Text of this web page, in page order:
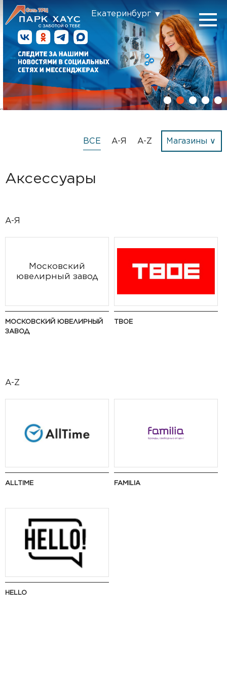
Екатеринбург
ВСЕ А-Я A-Z
Аксессуары
А-Я
Московский
ювелирный завод
МОСКОВСКИЙ ЮВЕЛИРНЫЙ
ЗАВОД
ТВОЕ
A-Z
ALLTIME FAMILIA
HELLO